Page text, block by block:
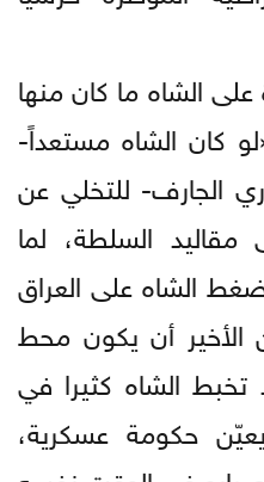
على الشاه ما كان منها
كان الشاه مستعداً-
الجارف- للتخلي عن
السلطة، لما
الشاه على العراق
الأخير أن يكون محط
تخبط الشاه كثيرا في
حكومة عسكرية،